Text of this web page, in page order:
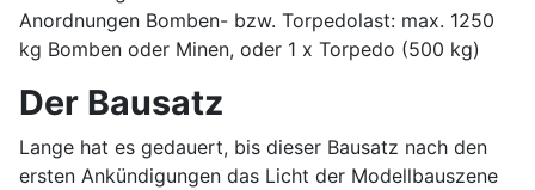
Anordnungen Bomben- bzw. Torpedolast: max. 1250
kg Bomben oder Minen, oder 1 x Torpedo (500 kg)
Der Bausatz
Lange hat es gedauert, bis dieser Bausatz nach den
ersten Ankündigungen das Licht der Modellbauszene